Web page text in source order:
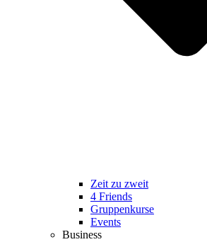
Zeit zu zweit
4 Friends
Gruppenkurse
Events
Business